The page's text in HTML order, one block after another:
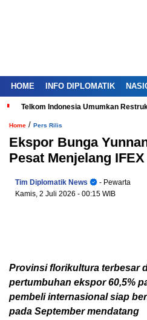
HOME INFO DIPLOMATIK
Telkom Indonesia Umumkan
Home / Pers Rilis
Ekspor Bunga
Pesat Menjelang
Tim Diplomatik News
- Pewarta
Kamis, 2 Juli 2026 - 00:15 WIB
Provinsi florikultura terbesar
pertumbuhan ekspor 60,5%
pembeli internasional siap
pada September mendatang